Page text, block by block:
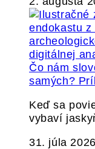
Čo nám
samých?
Keď sa
vybaví
31. júla 2026